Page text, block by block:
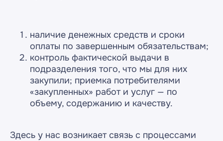
наличие денежных средств и сроки
оплаты по завершенным обязательствам;
контроль фактической выдачи в
подразделения того, что мы для них
закупили; приемка потребителями
«закупленных» работ и услуг — по
объему, содержанию и качеству.
Здесь у нас возникает связь с процессами
Все указанные на сайте цены носят
информационный характер и не являются
публичной офертой (ст. 437 ГК РФ)
Политика конфиденциальности
«ООО «Раздолье-Консалт»
ИНН 7701677844